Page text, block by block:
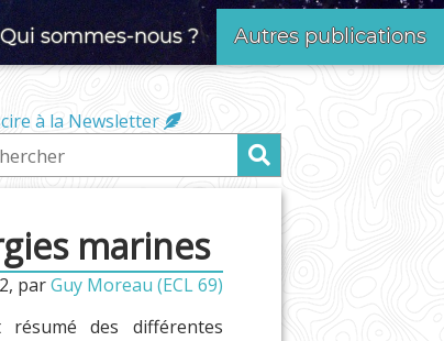
Qui sommes-nous ? Autres publications
à la Newsletter
marines
, parGuy Moreau (ECL 69)
des différentes